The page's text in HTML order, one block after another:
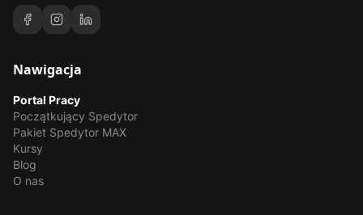
Nawigacja
Portal Pracy
Początkujący Spedytor
Pakiet Spedytor MAX
Kursy
Blog
O nas